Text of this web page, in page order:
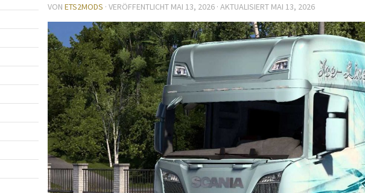
VON ETS2MODS · VERÖFFENTLICHT MAI 13, 2026 · AKTUALISIERT MAI 13, 2026